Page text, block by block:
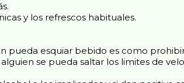
y los refrescos habituales.
esquiar bebido es como
se pueda saltar los limites de